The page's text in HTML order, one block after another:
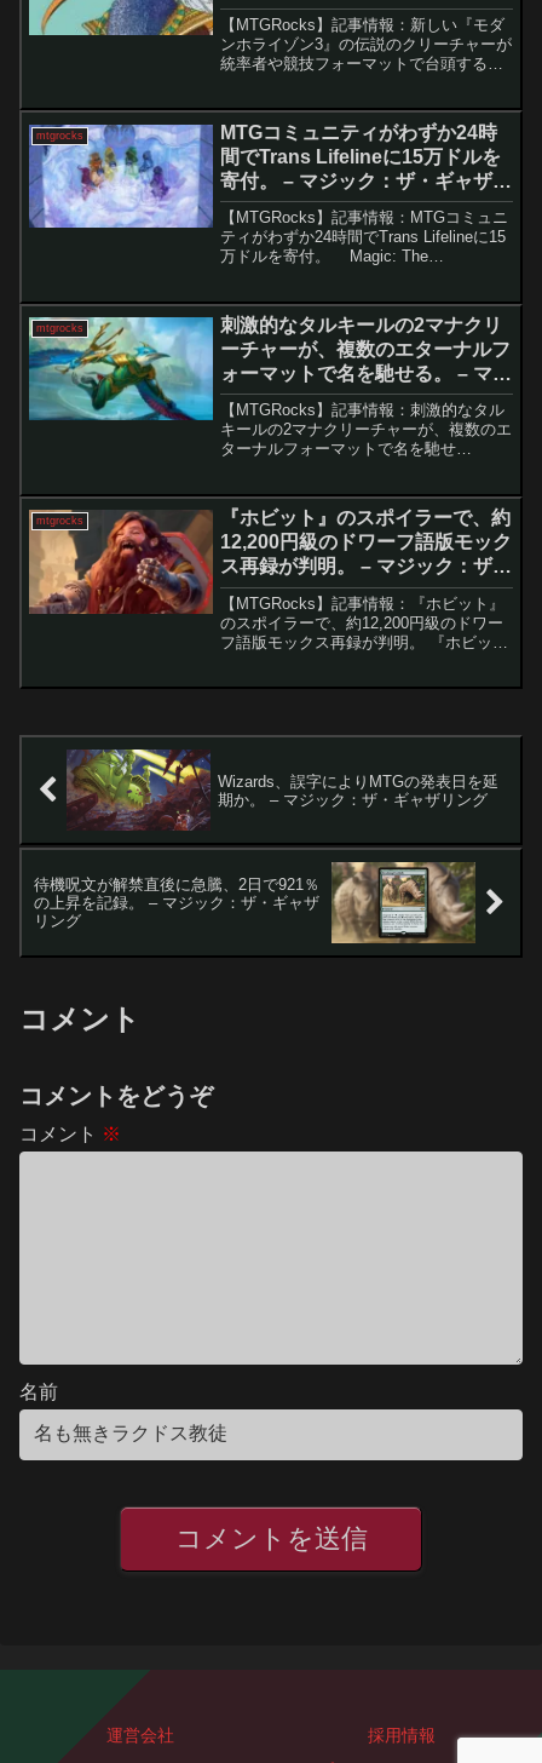
大！ – マジック：ザ・ギャザリン
グ
【MTGRocks】記事情報：新しい『モダ
ンホライゾン3』の伝説のクリーチャーが
統率者や競技フォーマットで台頭する可
ド「Nadu, Winged Wisdom」が注...
mtgrocks
MTGコミュニティがわずか24時
間でTrans Lifelineに15万ドルを
寄付。 – マジック：ザ・ギャザリ
ング
【MTGRocks】記事情報：MTGコミュニ
ティがわずか24時間でTrans Lifelineに15
万ドルを寄付。 Magic: The
はその素晴ら...
mtgrocks
刺激的なタルキールの2マナクリ
ーチャーが、複数のエターナルフ
ォーマットで名を馳せる。 – マジ
ック：ザ・ギャザリング
【MTGRocks】記事情報：刺激的なタル
キールの2マナクリーチャーが、複数のエ
ターナルフォーマットで名を馳せ
爪痕を残している。その中でも、緑青
（シミック）カラー...
mtgrocks
『ホビット』のスポイラーで、約
12,200円級のドワーフ語版モック
ス再録が判明。 – マジック：ザ・
ギャザリング
【MTGRocks】記事情報：『ホビット』
のスポイラーで、約12,200円級のドワー
フ語版モックス再録が判明。 『ホビッ
Wizards、誤字によりMTGの発表日を延
期か。 – マジック：ザ・ギャザリング
待機呪文が解禁直後に急騰、2日で921％
の上昇を記録。 – マジック：ザ・ギャザ
リング
コメント
コメントをどうぞ
コメント ※
名前
運営会社
採用情報